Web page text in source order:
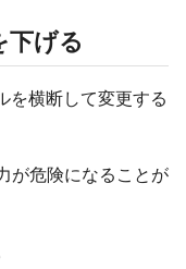
下げる
を横断して変更する
が危険になることが